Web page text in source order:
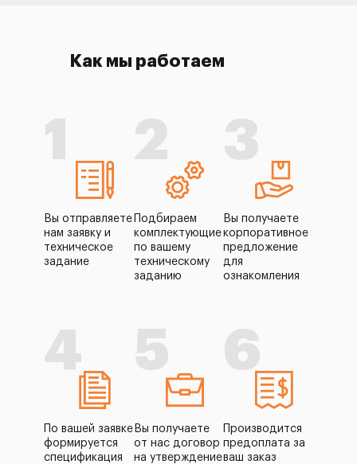
Как мы работаем
1
Вы отправляете
нам заявку и
техническое
задание
2
Подбираем
комплектующие
по вашему
техническому
заданию
3
Вы получаете
корпоративное
предложение
для
ознакомления
4
По вашей заявке
формируется
спецификация
5
Вы получаете
от нас договор
на утверждение
6
Производится
предоплата за
ваш заказ